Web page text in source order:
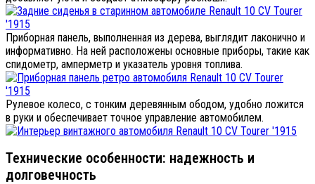
Приборная панель, выполненная из дерева, выглядит лаконично и
информативно. На ней расположены основные приборы, такие как
спидометр, амперметр и указатель уровня топлива.
Рулевое колесо, с тонким деревянным ободом, удобно ложится
в руки и обеспечивает точное управление автомобилем.
Технические особенности: надежность и
долговечность